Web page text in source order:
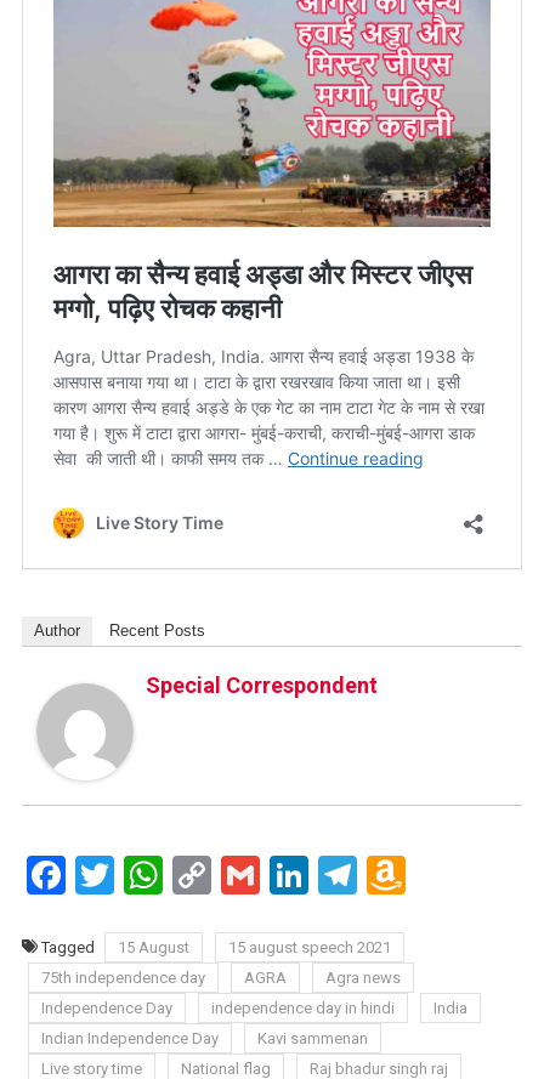
Author Recent Posts
Special Correspondent
Facebook
Twitter
WhatsApp
CopyGmailLinkedIn
Telegram
Amazon
List
Tagged 15 August
15 august speech 2021
75th independence day
AGRA
Agra news
Independence Day
independence day in hindi
India
Indian Independence Day
Kavi sammenan
Live story time
National flag
Raj bhadur singh raj